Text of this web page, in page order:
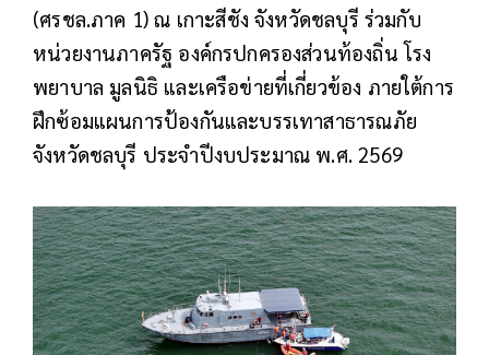
(ศรชล.ภาค 1) ณ เกาะสีชัง จังหวัดชลบุรี ร่วมกับ
หน่วยงานภาครัฐ องค์กรปกครองส่วนท้องถิ่น โรง
พยาบาล มูลนิธิ และเครือข่ายที่เกี่ยวข้อง ภายใต้การ
ฝึกซ้อมแผนการป้องกันและบรรเทาสาธารณภัย
จังหวัดชลบุรี ประจำปีงบประมาณ พ.ศ. 2569